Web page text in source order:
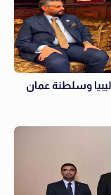
ليبيا وسلطنة عمان